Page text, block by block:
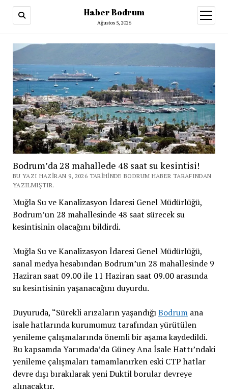
Haber Bodrum
Ağustos 5, 2026
aç
Bodrum’da 28 mahallede 48 saat su kesintisi!
BU YAZI HAZIRAN 9, 2026 TARIHINDE BODRUM HABER TARAFINDAN
YAZILMIŞTIR.
Muğla Su ve Kanalizasyon İdaresi Genel Müdürlüğü,
Bodrum’un 28 mahallesinde 48 saat sürecek su
kesintisinin olacağını bildirdi.
Muğla Su ve Kanalizasyon İdaresi Genel Müdürlüğü,
sanal medya hesabından Bodrum’un 28 mahallesinde 9
Haziran saat 09.00 ile 11 Haziran saat 09.00 arasında
su kesintisinin yaşanacağını duyurdu.
Duyuruda, “Sürekli arızaların yaşandığıBodrumana
isale hatlarında kurumumuz tarafından yürütülen
yenileme çalışmalarında önemli bir aşama kaydedildi.
Bu kapsamda Yarımada’da Güney Ana İsale Hattı’ndaki
yenileme çalışmaları tamamlanırken eski CTP hatlar
devre dışı bırakılarak yeni Duktil borular devreye
alınacaktır.